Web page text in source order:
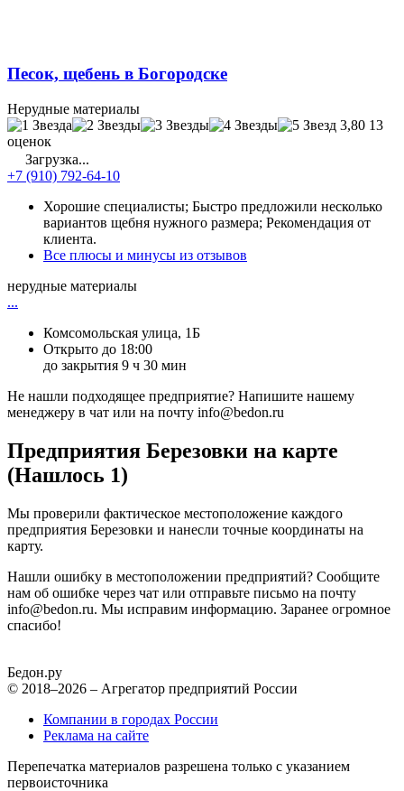
Песок, щебень в Богородске
Нерудные материалы
3,80 13
оценок
Загрузка...
+7 (910) 792-64-10
Хорошие специалисты; Быстро предложили несколько
вариантов щебня нужного размера; Рекомендация от
клиента.
Все плюсы и минусы из отзывов
нерудные материалы
...
Комсомольская улица, 1Б
Открыто до 18:00
до закрытия 9 ч 30 мин
Не нашли подходящее предприятие? Напишите нашему
менеджеру в чат или на почту info@bedon.ru
Предприятия Березовки на карте
(Нашлось 1)
Мы проверили фактическое местоположение каждого
предприятия Березовки и нанесли точные координаты на
карту.
Нашли ошибку в местоположении предприятий? Сообщите
нам об ошибке через чат или отправьте письмо на почту
info@bedon.ru. Мы исправим информацию. Заранее огромное
спасибо!
Бедон.ру
© 2018–2026 – Агрегатор предприятий России
Компании в городах России
Реклама на сайте
Перепечатка материалов разрешена только с указанием
первоисточника